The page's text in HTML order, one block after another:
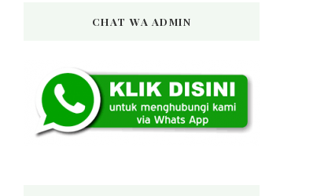
CHAT WA ADMIN